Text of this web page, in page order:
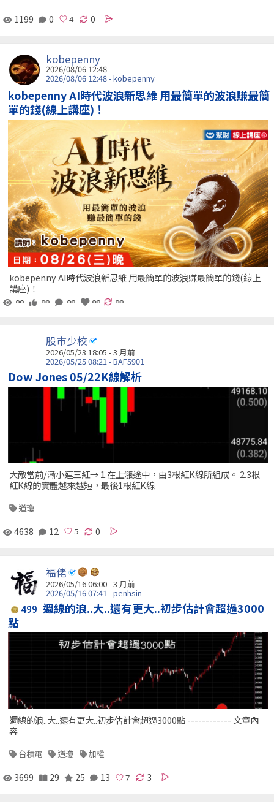
1199 0 0
kobepenny
2026/08/06 12:48 -
2026/08/06 12:48 - kobepenny
kobepenny AI時代波浪新思維 用最簡單的波浪賺最簡
單的錢(線上講座)！
kobepenny AI時代波浪新思維 用最簡單的波浪賺最簡單的錢(線上
講座)！
∞
∞ ∞ ∞ ∞
股市少校
2026/05/23 18:05 - 3 月前
2026/05/25 08:21 - BAF5901
Dow Jones 05/22K線解析
大敵當前/漸小連三紅→ 1.在上漲途中，由3根紅K線所組成。 2.3根
紅K線的實體越來越短，最後1根紅K線
道瓊
4638 12 0
福佬
2026/05/16 06:00 - 3 月前
2026/05/16 07:41 - penhsin
499 週線的浪..大..還有更大..初步估計會超過3000
點
週線的浪..大..還有更大..初步估計會超過3000點 ------------ 文章內
容
台積電 道瓊 加權
3699 29 25 13 3